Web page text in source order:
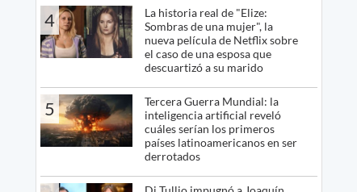
4
La historia real de "Elize:
Sombras de una mujer", la
nueva película de Netflix sobre
el caso de una esposa que
descuartizó a su marido
5
Tercera Guerra Mundial: la
inteligencia artificial reveló
cuáles serían los primeros
países latinoamericanos en ser
derrotados